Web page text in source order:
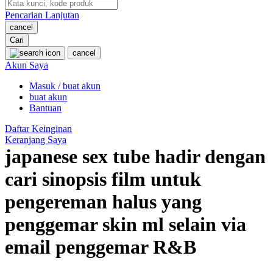
Oh Ma Grain
P
Peachy
Phil & Ted's
Philips Avent
Poled Global
Ponycycle
Puma
Pureats
Pencarian Lanjutan
cancel
Cari
cancel
Akun Saya
Masuk / buat akun
buat akun
Bantuan
Daftar Keinginan
Keranjang Saya
japanese sex tube hadir dengan
cari sinopsis film untuk
pengereman halus yang
penggemar skin ml selain via
email penggemar R&B